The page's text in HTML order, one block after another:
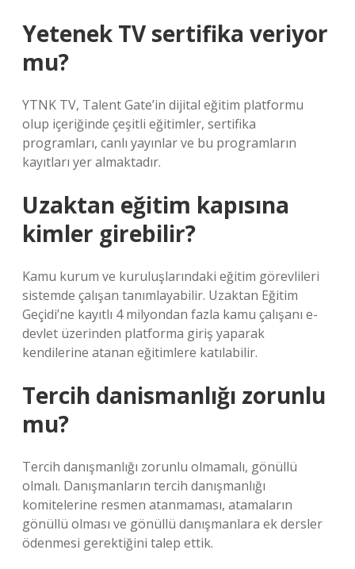
Yetenek TV sertifika veriyor
mu?
YTNK TV, Talent Gate’in dijital eğitim platformu
olup içeriğinde çeşitli eğitimler, sertifika
programları, canlı yayınlar ve bu programların
kayıtları yer almaktadır.
Uzaktan eğitim kapısına
kimler girebilir?
Kamu kurum ve kuruluşlarındaki eğitim görevlileri
sistemde çalışan tanımlayabilir. Uzaktan Eğitim
Geçidi’ne kayıtlı 4 milyondan fazla kamu çalışanı e-
devlet üzerinden platforma giriş yaparak
kendilerine atanan eğitimlere katılabilir.
Tercih danismanlığı zorunlu
mu?
Tercih danışmanlığı zorunlu olmamalı, gönüllü
olmalı. Danışmanların tercih danışmanlığı
komitelerine resmen atanmaması, atamaların
gönüllü olması ve gönüllü danışmanlara ek dersler
ödenmesi gerektiğini talep ettik.